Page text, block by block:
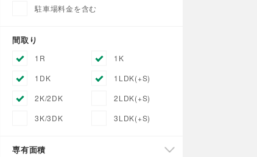
駐車場料金を含む
間取り
1R
1K
1DK
1LDK(+S)
2K/2DK
2LDK(+S)
3K/3DK
3LDK(+S)
専有面積